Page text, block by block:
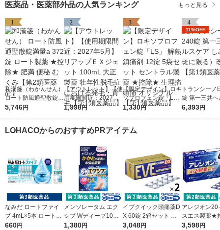
医薬品・医薬部外品の人気ランキング もっと見る
1
和漢箋（わかんせん）
ロート防風通聖散錠満
量a 372錠 ロート製薬
5,746円
2
【アウトレット】【使
用期限間近：2027年5
月】リアップＥＸジェ
発毛・育毛【第1類医
1,998円
3
【限定デザイン】ロキ
ソプロフェン錠「L
S」 解熱鎮痛剤 12錠
頭痛 オリジナル【第1
1,330円
4
11%OFF
トランシーノ
錠 第一三共ヘ
ア しみ（肝斑
6,393円
LOHACOからのおすすめPRアイテム
なみだ ロートファイ
ブ 4mL×5本 ロート製
薬 目薬 乾き目 疲れ目
660円
メンソレータム エク
シブ Wディープ10ク
リーム ロート製薬★
1,380円
イブクイック頭痛薬D
X 60錠 2箱セット エ
スエス製薬 ★控除★
3,048円
アレジオン20
スエス製薬★
花粉 花粉症
3,598円